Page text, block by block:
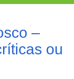
–
ou